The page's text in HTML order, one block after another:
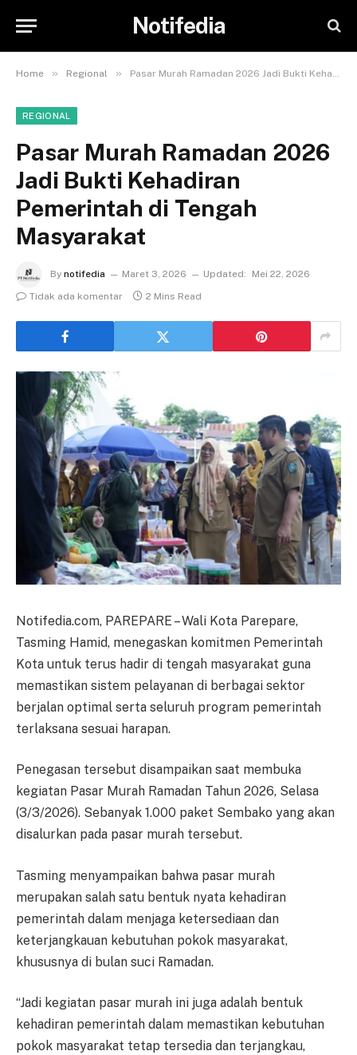
Notifedia
Home » Regional » Pasar Murah Ramadan 2026 Jadi Bukti Kehadiran Pemerintah di Tengah Masyarakat
REGIONAL
Pasar Murah Ramadan 2026
Jadi Bukti Kehadiran
Pemerintah di Tengah
Masyarakat
By notifedia Maret 3, 2026 Updated:
Mei 22, 2026
Tidak ada komentar
2 Mins Read
Notifedia.com, PAREPARE – Wali Kota Parepare,
Tasming Hamid, menegaskan komitmen Pemerintah
Kota untuk terus hadir di tengah masyarakat guna
memastikan sistem pelayanan di berbagai sektor
berjalan optimal serta seluruh program pemerintah
terlaksana sesuai harapan.
Penegasan tersebut disampaikan saat membuka
kegiatan Pasar Murah Ramadan Tahun 2026, Selasa
(3/3/2026). Sebanyak 1.000 paket Sembako yang akan
disalurkan pada pasar murah tersebut.
Tasming menyampaikan bahwa pasar murah
merupakan salah satu bentuk nyata kehadiran
pemerintah dalam menjaga ketersediaan dan
keterjangkauan kebutuhan pokok masyarakat,
khususnya di bulan suci Ramadan.
“Jadi kegiatan pasar murah ini juga adalah bentuk
kehadiran pemerintah dalam memastikan kebutuhan
pokok masyarakat tetap tersedia dan terjangkau,